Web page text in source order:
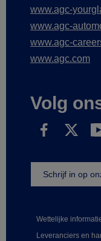
www.agc-
www.agc-
www.agc-
www.agc.com
Volg
Wettelijke
Leveranciers en
Schrijf in op